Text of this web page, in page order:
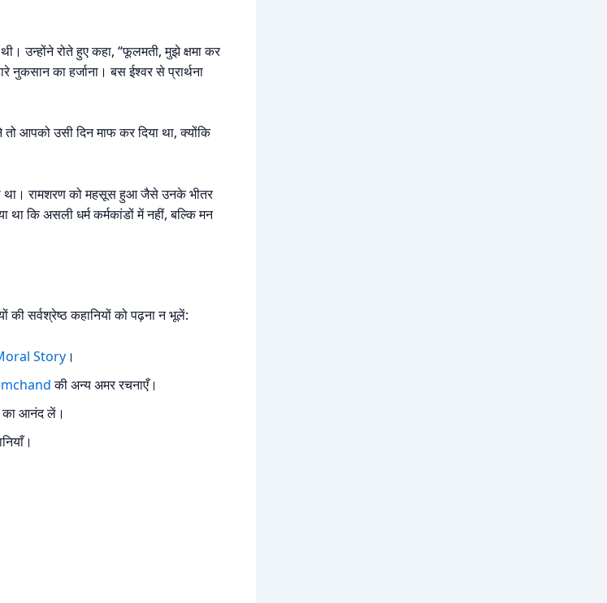
उन्होंने रोते हुए कहा, “फूलमती, मुझे क्षमा कर
नुकसान का हर्जाना। बस ईश्वर से प्रार्थना
आपको उसी दिन माफ कर दिया था, क्योंकि
था। रामशरण को महसूस हुआ जैसे उनके भीतर
कि असली धर्म कर्मकांडों में नहीं, बल्कि मन
की सर्वश्रेष्ठ कहानियों को पढ़ना न भूलें:
Story ।
की अन्य अमर रचनाएँ।
का आनंद लें।